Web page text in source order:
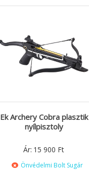
Ek Archery Cobra plasztik
nyílpisztoly
Ár: 15 900 Ft
Önvédelmi Bolt Sugár